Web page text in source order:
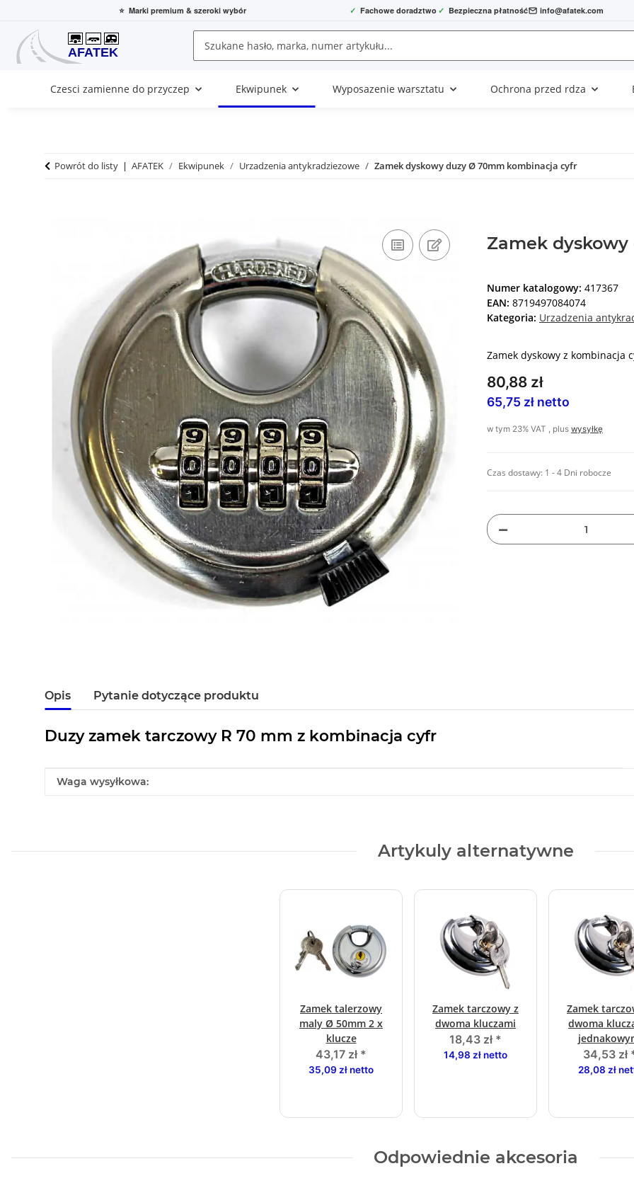
⭐ Marki premium & szeroki wybór ✓ Fachowe doradztwo ✓ Bezpieczna płatność info@afatek.com
Czesci zamienne do przyczep Ekwipunek Wyposazenie warsztatu Ochrona przed rdza
Powrót do listy AFATEK Ekwipunek Urzadzenia antykradziezowe Zamek dyskowy duzy Ø 70mm kombinacja cyfr
Zamek
Numer katalogowy: 417367
EAN: 8719497084074
Kategoria: Urzadzenia
Zamek dyskowy z kombinacja
80,88 zł
65,75 zł netto
w tym 23% VAT , plus wysyłkę
Czas dostawy: 1 - 4 Dni robocze
Opis Pytanie dotyczące produktu
Duzy zamek tarczowy R 70 mm z kombinacja cyfr
#productDetails.itemInformation#
#productDetails.itemValue#
Waga wysyłkowa:
Artykuly alternatywne
Zamek talerzowy
maly Ø 50mm 2 x
klucze
43,17 zł *
35,09 zł netto
Zamek tarczowy z
dwoma kluczami
18,43 zł *
14,98 zł netto
Zamek
dwoma
kluczami
34,53 zł
28,08 zł
Odpowiednie akcesoria